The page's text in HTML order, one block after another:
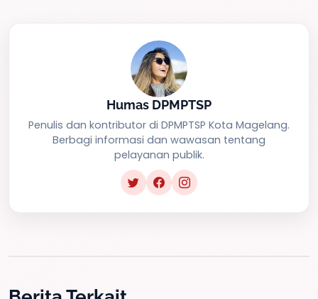
Humas DPMPTSP
Penulis dan kontributor di DPMPTSP Kota Magelang.
Berbagi informasi dan wawasan tentang
pelayanan publik.